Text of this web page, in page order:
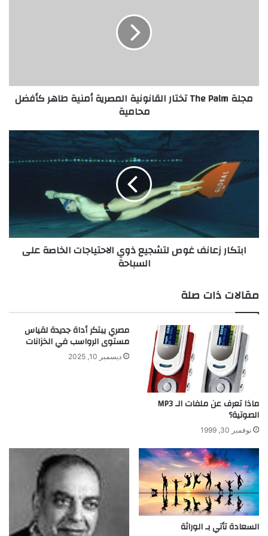
كأفضل
محامية
مجلة The Palm تختار القانونية المصرية أمنية طاهر كأفضل
محامية
لتشجيع
السباحة
ابتكار زعانف غوص لتشجيع ذوي الاحتياجات الخاصة على
السباحة
مقالات ذات صلة
ماذا تعرف عن ملفات الـ MP3
الصوتية؟
نوفمبر 30, 1999
مصري يبتكر أداة جديدة لقياس
مستوى الرواسب في الخزانات
ديسمبر 10, 2025
السعادة تأتي بـ الوراثة